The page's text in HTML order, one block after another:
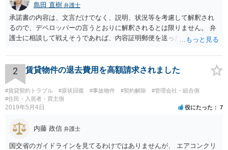
島田 直樹 弁護士
承諾書の内容は、文言だけでなく、説明、状況等を考慮して解釈され
るので、デベロッパーの言うとおりに解釈されるとは限りません。 弁
護士に相談して戦えそうであれば、内容証明郵便を送ったうえで、デ
2 賃貸物件の退去費用を高額請求されました
#賃貸契約トラブル #原状回復 #事故物件 #契約解除
#管理会社・組合側
#住民・入居者・買主側
2019年5月4日 役にたった 7
内藤 政信 弁護士
国交省のガイドラインを見てるわけではありませんが、 エアコンクリ